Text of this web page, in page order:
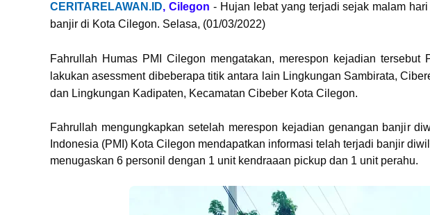
CERITARELAWAN.ID, Cilegon - Hujan lebat yang terjadi sejak malam
banjir di Kota Cilegon. Selasa, (01/03/2022)
Fahrullah Humas PMI Cilegon mengatakan, merespon kejadian tersebut
lakukan asessment dibeberapa titik antara lain Lingkungan Sambirata,
dan Lingkungan Kadipaten, Kecamatan Cibeber Kota Cilegon.
Fahrullah mengungkapkan setelah merespon kejadian genangan banjir
Indonesia (PMI) Kota Cilegon mendapatkan informasi telah terjadi banjir
menugaskan 6 personil dengan 1 unit kendraaan pickup dan 1 unit perahu.